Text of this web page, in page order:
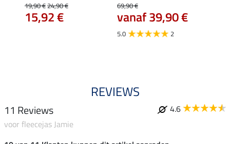
19,90 €24,90 €
15,92 €
69,90 €
vanaf 39,90 €
5.0 2
REVIEWS
11 Reviews
4.6
voor fleecejas Jamie